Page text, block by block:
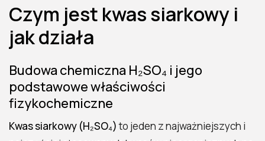
Czym jest kwas siarkowy i
jak działa
Budowa chemiczna H₂SO₄ i jego
podstawowe właściwości
fizykochemiczne
Kwas siarkowy (H₂SO₄)to jeden z najważniejszych i
Znaczenie kwasu siarkowego w
laboratoriach chemicznych
Ogromna skala i uniwersalność
zastosowań H₂SO₄
Bezpieczeństwo, magazynowanie i wpływ na
środowisko
Środki ostrożności i ochrona osobista przy
pracy z H₂SO₄